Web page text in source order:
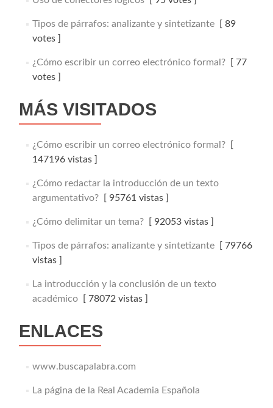
Tipos de párrafos: analizante y sintetizante[ 89
votes ]
¿Cómo escribir un correo electrónico formal?[ 77
votes ]
MÁS VISITADOS
¿Cómo escribir un correo electrónico formal?[
147196 vistas ]
¿Cómo redactar la introducción de un texto
argumentativo?[ 95761 vistas ]
¿Cómo delimitar un tema?[ 92053 vistas ]
Tipos de párrafos: analizante y sintetizante[ 79766
vistas ]
La introducción y la conclusión de un texto
académico[ 78072 vistas ]
ENLACES
www.buscapalabra.com
La página de la Real Academia Española